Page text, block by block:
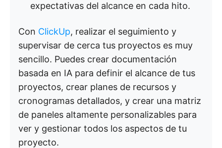
expectativas del alcance en cada hito.
Con ClickUp, realizar el seguimiento y
supervisar de cerca tus proyectos es muy
sencillo. Puedes crear documentación
basada en IA para definir el alcance de tus
proyectos, crear planes de recursos y
cronogramas detallados, y crear una matriz
de paneles altamente personalizables para
ver y gestionar todos los aspectos de tu
proyecto.